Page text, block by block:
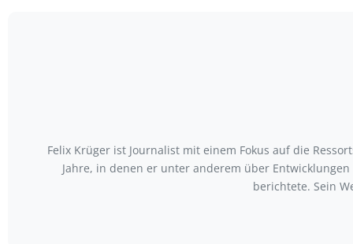
Felix Krüger ist Journalist mit einem Fokus auf die
Jahre, in denen er unter anderem über
berichtete. Sein